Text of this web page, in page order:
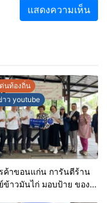
นท้องถิ่น
าว youtube
ค้าขอนแก่น การันตีร้าน
ข้าวมันไก่ มอบป้าย ของดี